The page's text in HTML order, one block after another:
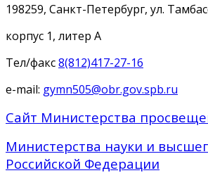
198259, Санкт-Петербург, ул.
корпус 1, литер А
Тел/факс8(812)417-27-16
e-mail: gymn505@obr.gov.spb.ru
Сайт Министерства
Министерства науки и
Российской Федерации